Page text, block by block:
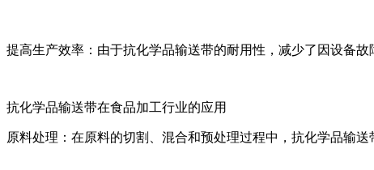
提高生产效率：由于抗化学品输送带的耐用性，减少了因设备故
抗化学品输送带在食品加工行业的应用
原料处理：在原料的切割、混合和预处理过程中，抗化学品输